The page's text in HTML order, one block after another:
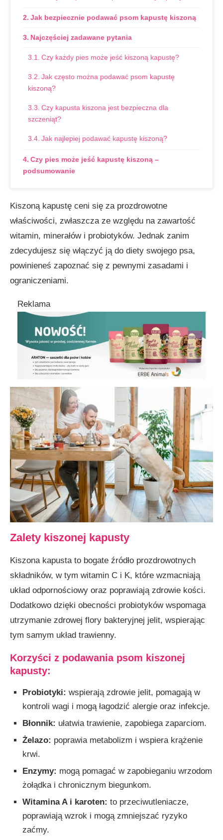
Jak bezpiecznie podawać psom kapustę kiszoną
Najczęściej zadawane pytania
Czy każdy pies może jeść kiszoną kapustę?
Jak często można podawać psom kapustę
kiszoną?
Czy kapusta kiszona jest bezpieczna dla
szczeniąt?
Jak najlepiej podawać kapustę kiszoną?
Czy pies może jeść kapustę kiszoną –
podsumowanie
Kiszoną kapustę ceni się za prozdrowotne
właściwości, zwłaszcza ze względu na zawartość
witamin, minerałów i probiotyków. Jednak zanim
zdecydujesz się włączyć ją do diety swojego psa,
powinieneś zapoznać się z pewnymi zasadami i
ograniczeniami.
Reklama
Zalety kiszonej kapusty
Kiszona kapusta to bogate źródło prozdrowotnych
składników, w tym witamin C i K, które wzmacniają
układ odpornościowy oraz poprawiają zdrowie kości.
Dodatkowo dzięki obecności probiotyków wspomaga
utrzymanie zdrowej flory bakteryjnej jelit, wspierając
tym samym układ trawienny.
Korzyści z podawania psom kiszonej
kapusty:
Probiotyki: wspierają zdrowie jelit, pomagają w
kontroli wagi i mogą łagodzić alergie oraz infekcje.
Błonnik: ułatwia trawienie, zapobiega zaparciom.
Żelazo: poprawia metabolizm i wspiera krążenie
krwi.
Enzymy: mogą pomagać w zapobieganiu wrzodom
żołądka i chronicznym biegunkom.
Witamina A i karoten: to przeciwutleniacze,
poprawiają wzrok i mogą zmniejszać ryzyko
zaćmy.